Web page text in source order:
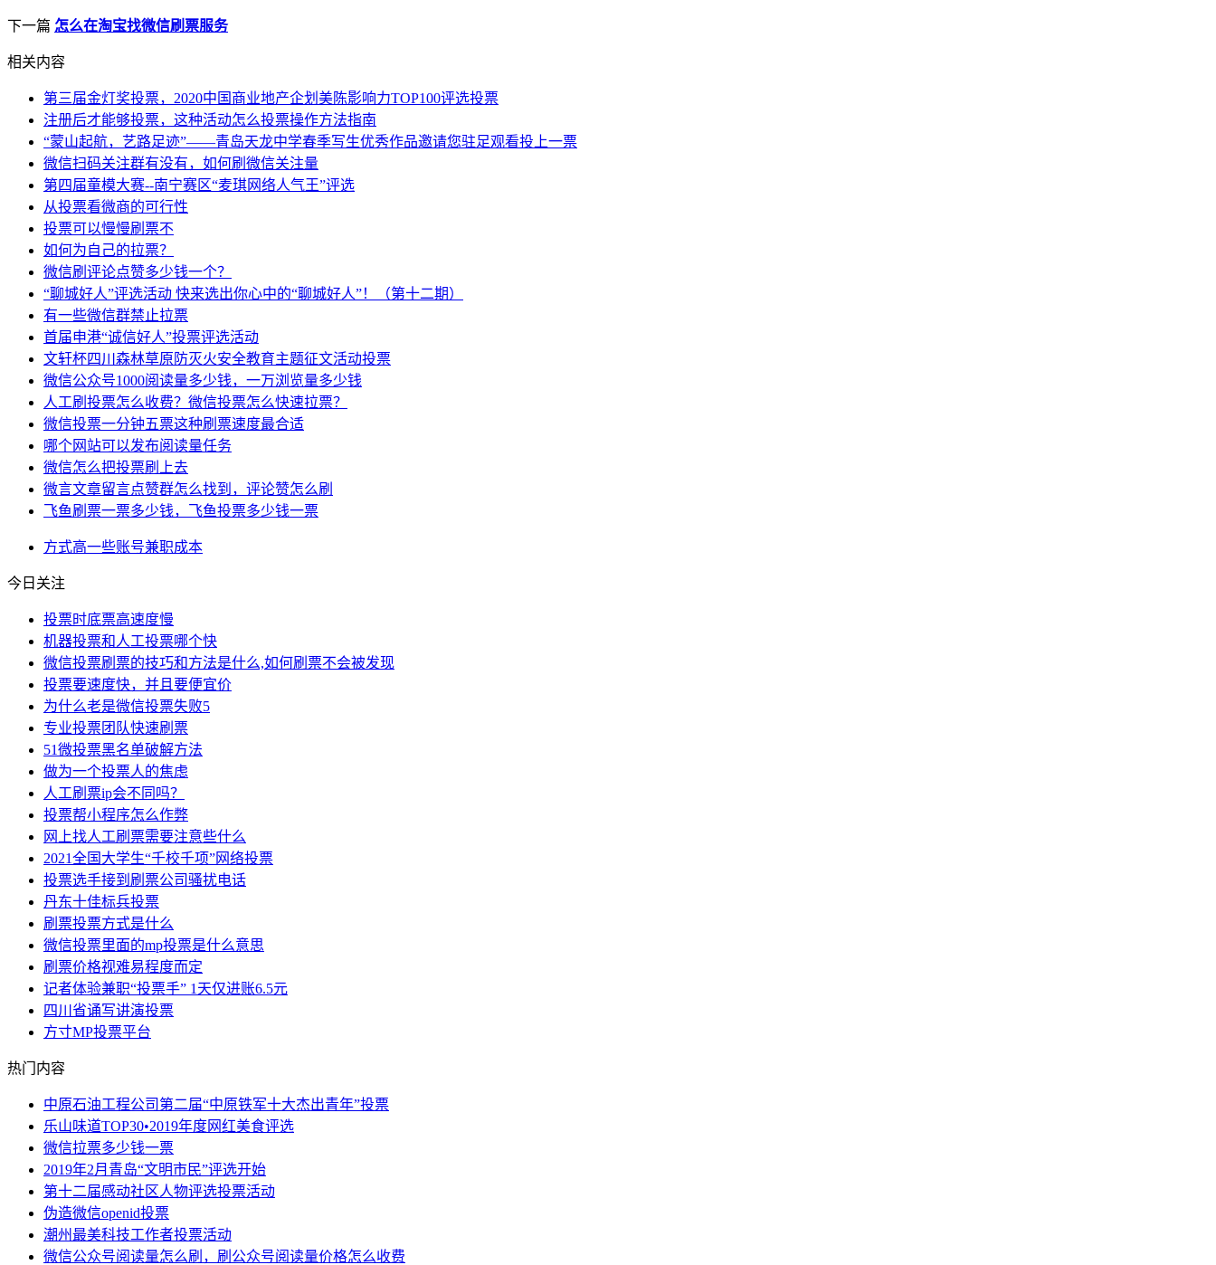
下一篇 怎么在淘宝找微信刷票服务
相关内容
第三届金灯奖投票，2020中国商业地产企划美陈影响力TOP100评选投票
注册后才能够投票，这种活动怎么投票操作方法指南
“蒙山起航，艺路足迹”——青岛天龙中学春季写生优秀作品邀请您驻足观看投上一票
微信扫码关注群有没有，如何刷微信关注量
第四届童模大赛--南宁赛区“麦琪网络人气王”评选
从投票看微商的可行性
投票可以慢慢刷票不
如何为自己的拉票？
微信刷评论点赞多少钱一个？
“聊城好人”评选活动 快来选出你心中的“聊城好人”！（第十二期）
有一些微信群禁止拉票
首届申港“诚信好人”投票评选活动
文轩杯四川森林草原防灭火安全教育主题征文活动投票
微信公众号1000阅读量多少钱，一万浏览量多少钱
人工刷投票怎么收费？微信投票怎么快速拉票？
微信投票一分钟五票这种刷票速度最合适
哪个网站可以发布阅读量任务
微信怎么把投票刷上去
微言文章留言点赞群怎么找到，评论赞怎么刷
飞鱼刷票一票多少钱，飞鱼投票多少钱一票
方式高一些账号兼职成本
今日关注
投票时底票高速度慢
机器投票和人工投票哪个快
微信投票刷票的技巧和方法是什么,如何刷票不会被发现
投票要速度快，并且要便宜价
为什么老是微信投票失败5
专业投票团队快速刷票
51微投票黑名单破解方法
做为一个投票人的焦虑
人工刷票ip会不同吗？
投票帮小程序怎么作弊
网上找人工刷票需要注意些什么
2021全国大学生“千校千项”网络投票
投票选手接到刷票公司骚扰电话
丹东十佳标兵投票
​刷票投票方式是什么
微信投票里面的mp投票是什么意思
刷票价格视难易程度而定
记者体验兼职“投票手” 1天仅进账6.5元
四川省诵写讲演投票
方寸MP投票平台
热门内容
中原石油工程公司第二届“中原铁军十大杰出青年”投票
乐山味道TOP30•2019年度网红美食评选
微信拉票多少钱一票
2019年2月青岛“文明市民”评选开始
第十二届感动社区人物评选投票活动
伪造微信openid投票
潮州最美科技工作者投票活动
微信公众号阅读量怎么刷，刷公众号阅读量价格怎么收费